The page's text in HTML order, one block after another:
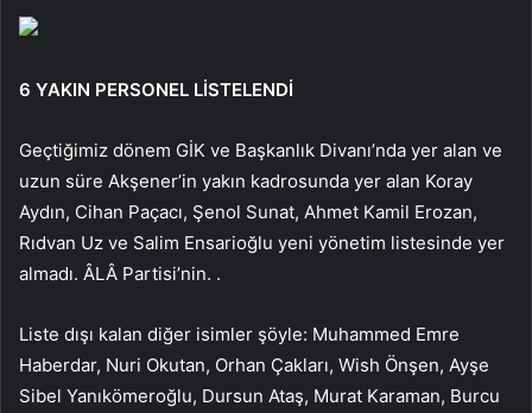
6 YAKIN PERSONEL LİSTELENDİ
Geçtiğimiz dönem GİK ve Başkanlık Divanı’nda yer alan ve
uzun süre Akşener’in yakın kadrosunda yer alan Koray
Aydın, Cihan Paçacı, Şenol Sunat, Ahmet Kamil Erozan,
Rıdvan Uz ve Salim Ensarioğlu yeni yönetim listesinde yer
almadı. ÂLÂ Partisi’nin. .
Liste dışı kalan diğer isimler şöyle: Muhammed Emre
Haberdar, Nuri Okutan, Orhan Çakları, Wish Önşen, Ayşe
Sibel Yanıkömeroğlu, Dursun Ataş, Murat Karaman, Burcu